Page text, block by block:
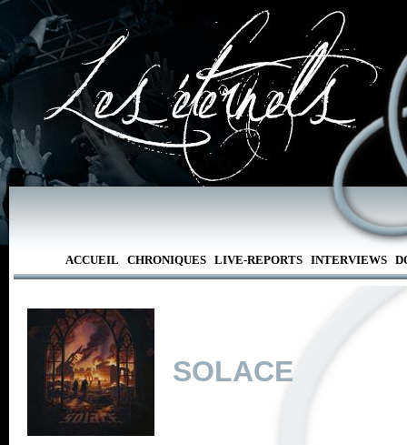
ACCUEIL CHRONIQUES LIVE-REPORTS INTERVIEWS
SOLACE